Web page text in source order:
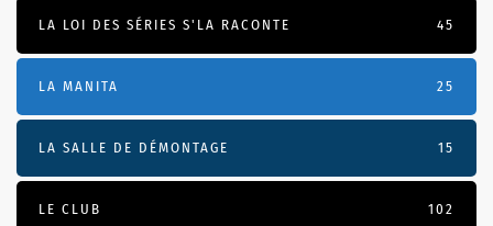
LA LOI DES SÉRIES S'LA RACONTE 45
LA MANITA 25
LA SALLE DE DÉMONTAGE 15
LE CLUB 102